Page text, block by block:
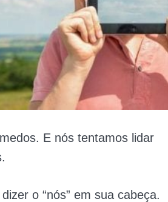
E nós tentamos lidar
o “nós” em sua cabeça.